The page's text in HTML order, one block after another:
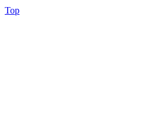
Top